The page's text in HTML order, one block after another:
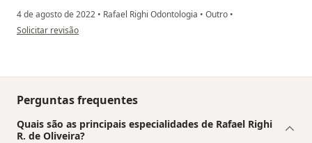
4 de agosto de 2022 • Rafael Righi Odontologia • Outro •
na opinião do utilizador Flávia Pestana
Solicitar revisão
Perguntas frequentes
Quais são as principais especialidades de Rafael Righi
R. de Oliveira?